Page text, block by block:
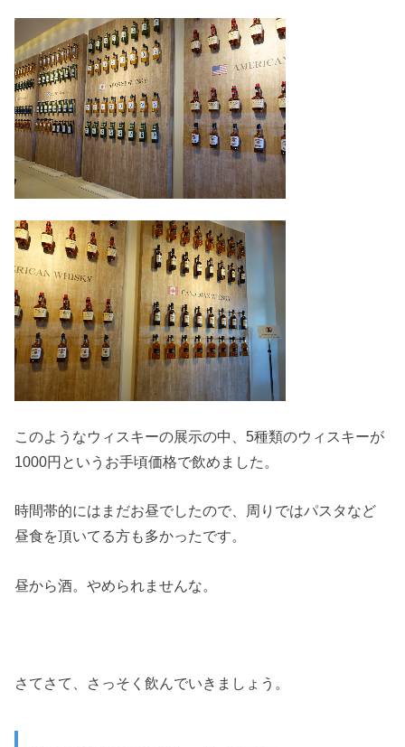
このようなウィスキーの展示の中、5種類のウィスキーが
1000円というお手頃価格で飲めました。
時間帯的にはまだお昼でしたので、周りではパスタなど
昼食を頂いてる方も多かったです。
昼から酒。やめられませんな。
さてさて、さっそく飲んでいきましょう。